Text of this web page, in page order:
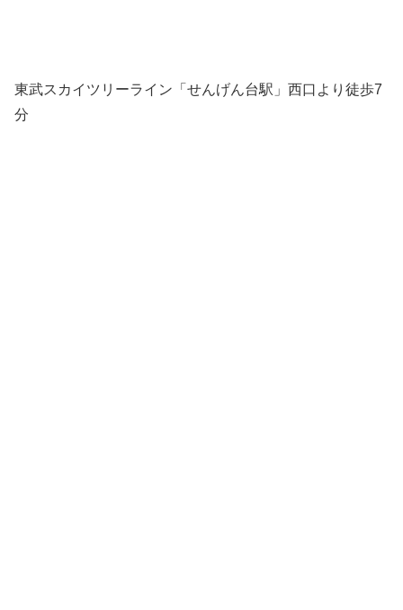
東武スカイツリーライン「せんげん台駅」西口より徒歩7
分